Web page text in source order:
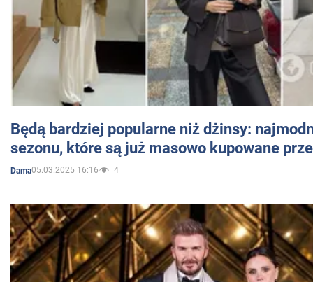
Będą bardziej popularne niż dżinsy:
sezonu, które są już masowo kupowane
Dama05.03.2025 16:16 4